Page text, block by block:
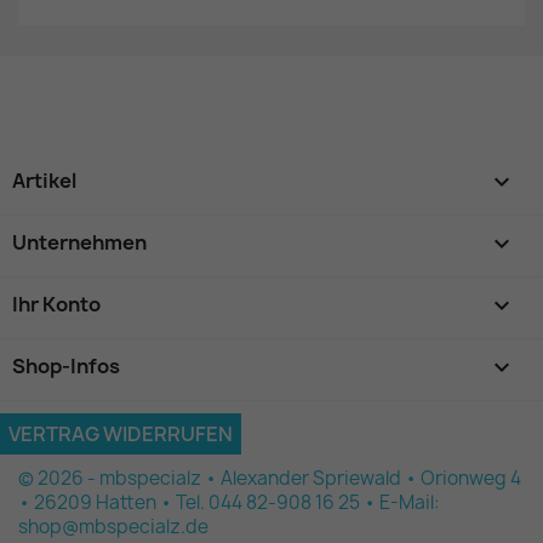
Artikel 
Unternehmen 
Ihr Konto 
Shop-Infos keyboard_arrow_down
VERTRAG WIDERRUFEN
© 2026 - mbspecialz • Alexander Spriewald • Orionweg 4
• 26209 Hatten • Tel. 044 82-908 16 25 • E-Mail:
shop@mbspecialz.de